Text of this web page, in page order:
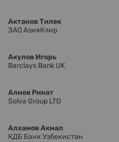
Актанов Тилек
ЗАО АзияКлир
Акулов Игорь
Barclays Bank UK
Алиев Ринат
Solva Group LTD
Алхамов Акмал
КДБ Банк Узбекистан